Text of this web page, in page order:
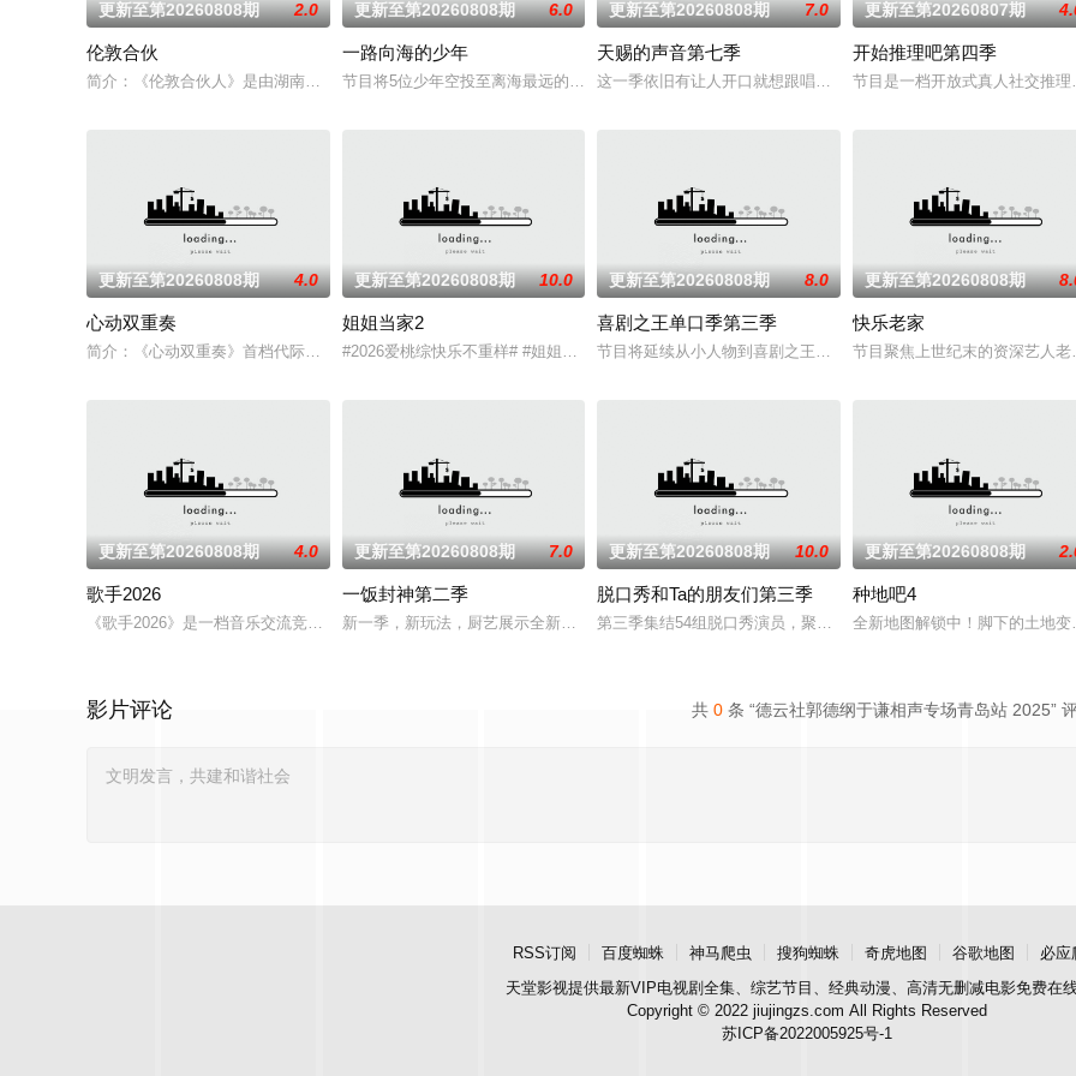
更新至第20260808期 2.0
伦敦合伙
简介：《伦敦合伙人》是由湖南卫视、芒果TV、小芒联合出品的青春合伙人开店创业真人秀。此次，
更新至第20260808期 6.0
一路向海的少年
节目将5位少年空投至离海最远的大陆腹地，他们只有一辆车和一车椰子们，通过在途径补给站完成挑
更新至第20260808期 7.0
天赐的声音第七季
这一季依旧有让人开口就想跟唱的歌，有意想不到的合作搭档，更有
更新至第20260807期
开始推理吧第四季
节目是一档开放式真人社交推理
更新至第20260808期 4.0
心动双重奏
简介：《心动双重奏》首档代际交友真人秀，8位单身青年携长辈开启13天寻爱之旅。以青年心动为
更新至第20260808期 10.0
姐姐当家2
#2026爱桃综快乐不重样# #姐姐当家# 第二季惊喜回归，看姐姐们如何见招拆招，畅聊人生
更新至第20260808期 8.0
喜剧之王单口季第三季
节目将延续从小人物到喜剧之王的故事，汇聚来自全国各地脱口秀俱
更新至第20260808期
快乐老家
节目聚焦上世纪末的资深艺人老
更新至第20260808期 4.0
歌手2026
《歌手2026》是一档音乐交流竞技节目。节目集结全球实力唱将，在每周的直播比拼中高能开唱，
更新至第20260808期 7.0
一饭封神第二季
新一季，新玩法，厨艺展示全新升级！厨神级的美味将持续上演，每一道都值得期待，已经盼着开宴瞬
更新至第20260808期 10.0
脱口秀和Ta的朋友们第三季
第三季集结54组脱口秀演员，聚集资深老人和新锐潜力新人，阵容多
更新至第20260808期
种地吧4
全新地图解锁中！脚下的土地变
共 0 条 “德云社郭德纲于谦相声专场青岛站 2025”
影片评论
RSS订阅 百度蜘蛛 神马爬虫 搜狗蜘蛛 奇虎地图 谷歌地图
必应
天堂影视提供最新VIP电视剧全集、综艺节目、经典动漫、高清无删减电影免费在
Copyright © 2022 jiujingzs.com All Rights Reserved
苏ICP备2022005925号-1